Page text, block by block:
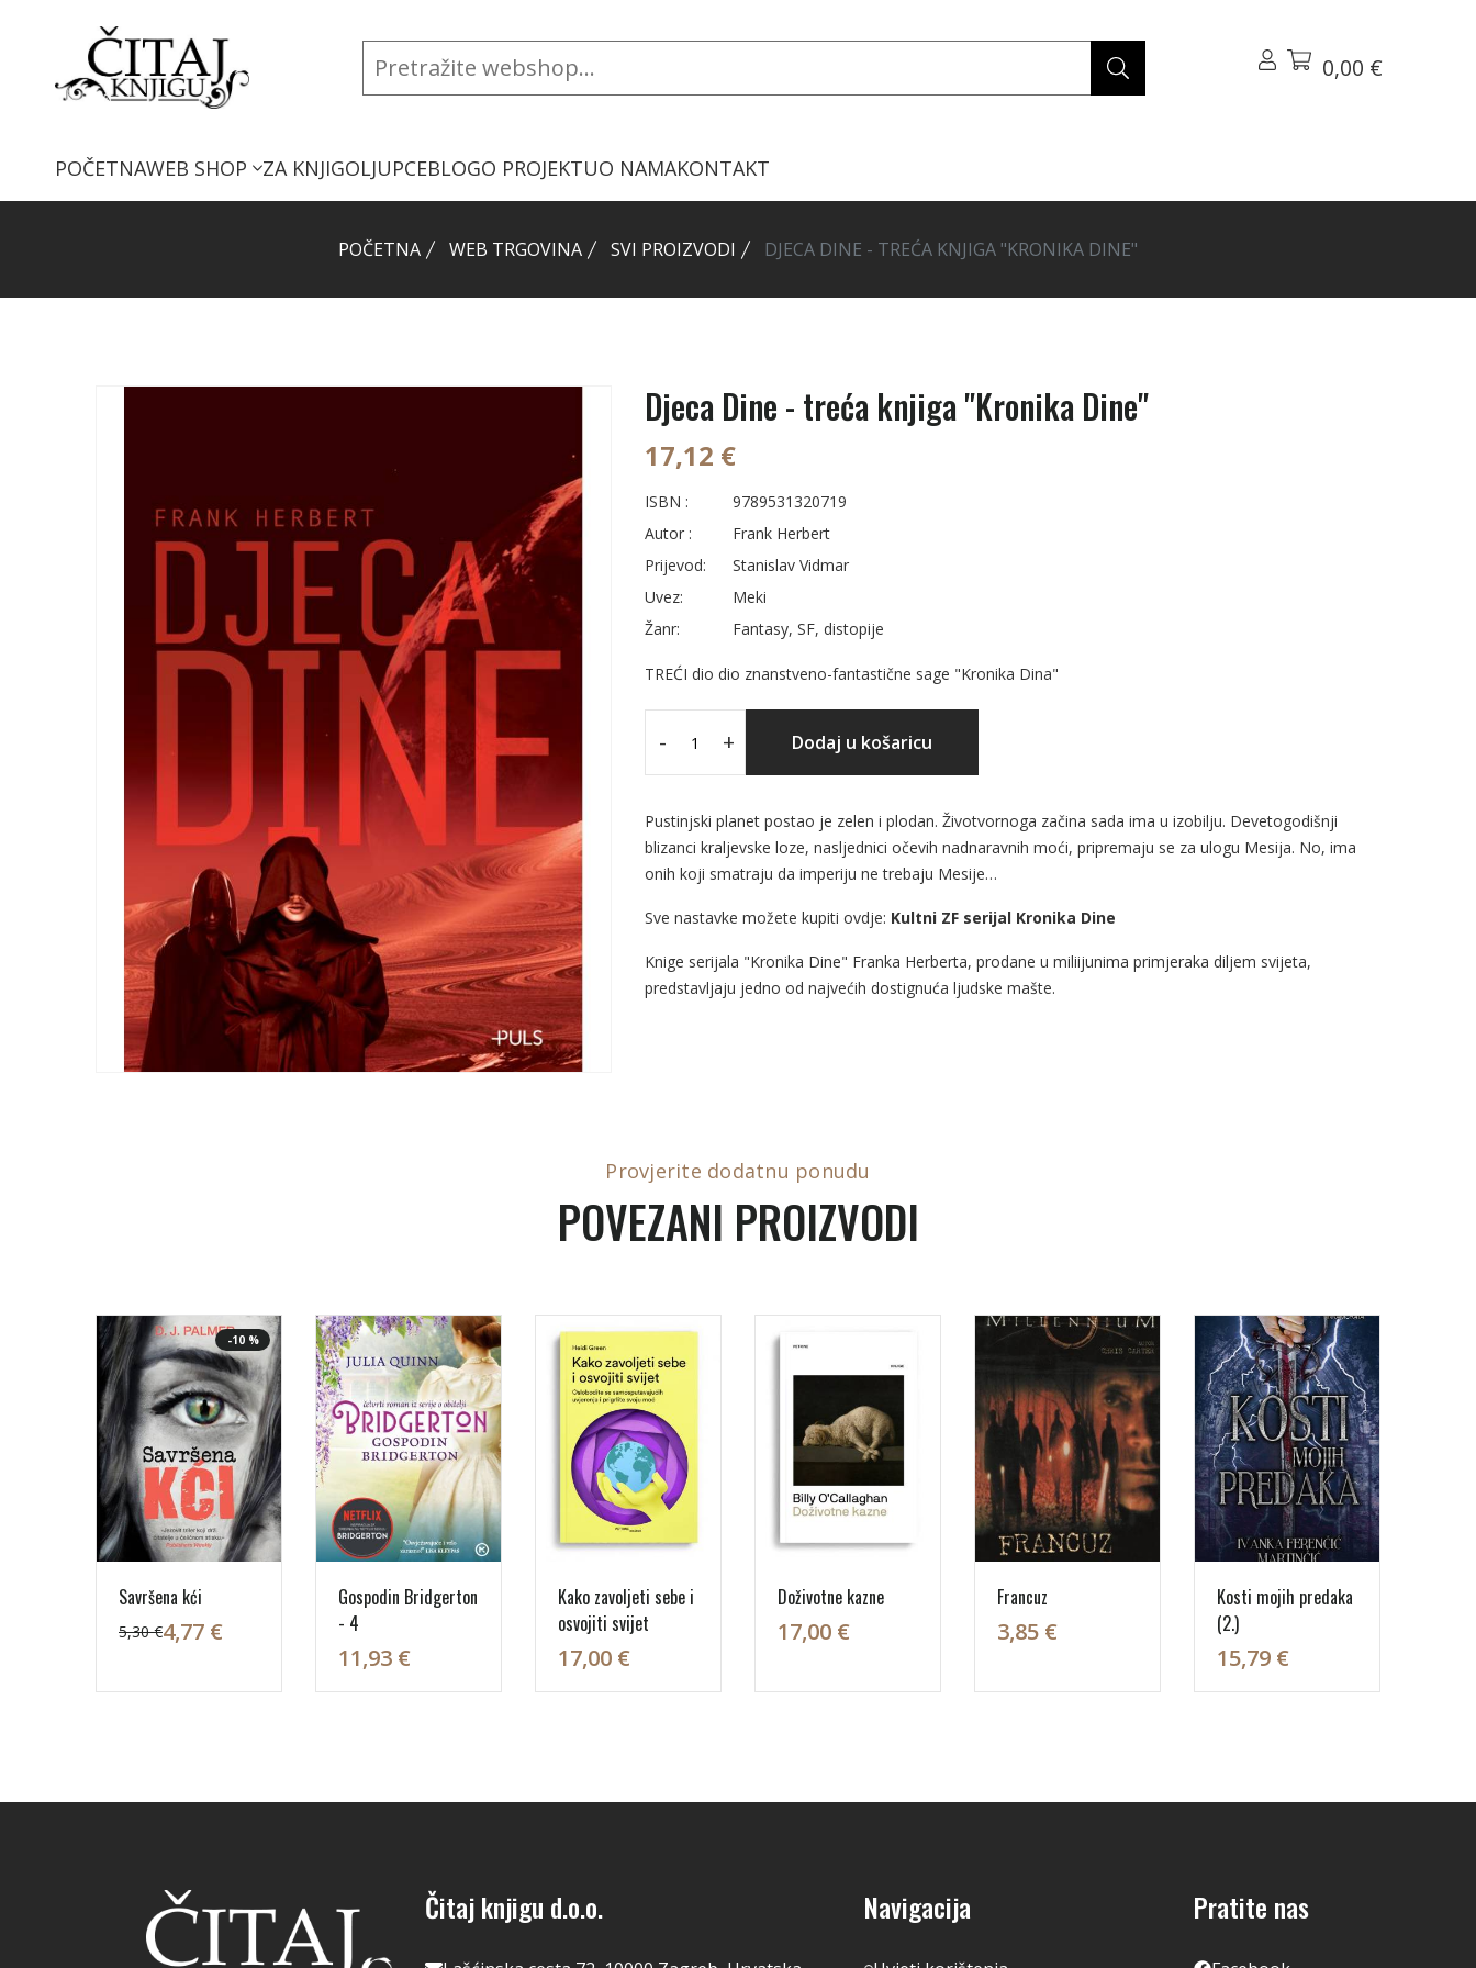
0,00 €
POČETNAWEB SHOP ZA KNJIGOLJUPCEBLOGO PROJEKTUO NAMAKONTAKT
POČETNA WEB TRGOVINA SVI PROIZVODI DJECA DINE - TREĆA KNJIGA "KRONIKA DINE"
Djeca Dine - treća knjiga "Kronika Dine"
17,12 €
ISBN :
9789531320719
Autor :
Frank Herbert
Prijevod:
Stanislav Vidmar
Uvez:
Meki
Žanr:
Fantasy, SF, distopije
TREĆI dio dio znanstveno-fantastične sage "Kronika Dina"
- + Dodaj u košaricu
Pustinjski planet postao je zelen i plodan. Životvornoga začina sada ima u izobilju. Devetogodišnji
blizanci kraljevske loze, nasljednici očevih nadnaravnih moći, pripremaju se za ulogu Mesija. No, ima
onih koji smatraju da imperiju ne trebaju Mesije…
Sve nastavke možete kupiti ovdje: Kultni ZF serijal Kronika Dine
Knige serijala "Kronika Dine" Franka Herberta, prodane u miliijunima primjeraka diljem svijeta,
predstavljaju jedno od najvećih dostignuća ljudske mašte.
Provjerite dodatnu ponudu
POVEZANI PROIZVODI
-10 %
Savršena kći
5,30 €4,77 €
Gospodin Bridgerton
- 4
11,93 €
Kako zavoljeti sebe i
osvojiti svijet
17,00 €
Doživotne kazne
17,00 €
Francuz
3,85 €
Kosti mojih predaka
(2.)
15,79 €
Čitaj knjigu d.o.o. Navigacija Pratite nas